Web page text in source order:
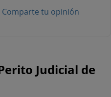
Comparte tu opinión
Judicial de